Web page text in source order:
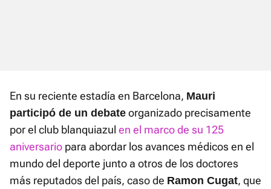
En su reciente estadía en Barcelona, Mauri
participó de un debate organizado precisamente
por el club blanquiazul en el marco de su 125
aniversario para abordar los avances médicos en el
mundo del deporte junto a otros de los doctores
más reputados del país, caso de Ramon Cugat, que